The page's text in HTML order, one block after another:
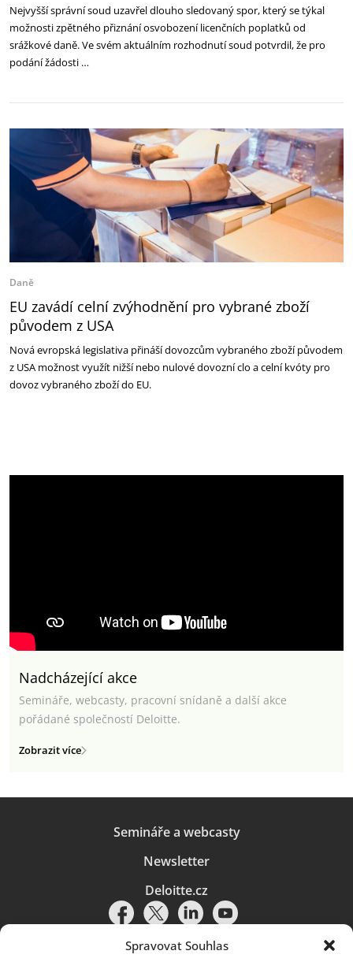
Spravovat Souhlas
Nejvyšší správní soud uzavřel dlouho sledovaný spor, který se týkal
možnosti zpětného přiznání osvobození licenčních poplatků od
srážkové daně. Ve svém aktuálním rozhodnutí soud potvrdil, že pro
podání žádosti …
Daně
EU zavádí celní zvýhodnění pro vybrané zboží
původem z USA
Nová evropská legislativa přináší dovozcům vybraného zboží původem
z USA možnost využít nižší nebo nulové dovozní clo a celní kvóty pro
dovoz vybraného zboží do EU.
Nadcházející akce
Semináře, webcasty, pracovní snídaně a další akce
pořádané společností Deloitte.
Zobrazit více
Semináře a webcasty
Newsletter
Deloitte.cz